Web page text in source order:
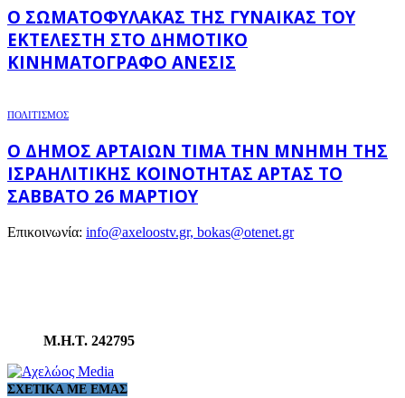
Ο ΣΩΜΑΤΟΦΎΛΑΚΑΣ ΤΗΣ ΓΥΝΑΊΚΑΣ ΤΟΥ
ΕΚΤΕΛΕΣΤΉ ΣΤΟ ΔΗΜΟΤΙΚΌ
ΚΙΝΗΜΑΤΟΓΡΆΦΟ ΑΝΕΣΙΣ
ΠΟΛΙΤΙΣΜΟΣ
Ο ΔΉΜΟΣ ΑΡΤΑΊΩΝ ΤΙΜΆ ΤΗΝ ΜΝΉΜΗ ΤΗΣ
ΙΣΡΑΗΛΙΤΙΚΉΣ ΚΟΙΝΌΤΗΤΑΣ ΆΡΤΑΣ ΤΟ
ΣΆΒΒΑΤΟ 26 ΜΑΡΤΊΟΥ
Επικοινωνία: info@axeloostv.gr, bokas@otenet.gr
Μ.Η.Τ. 242795
ΣΧΕΤΙΚΆ ΜΕ ΕΜΆΣ